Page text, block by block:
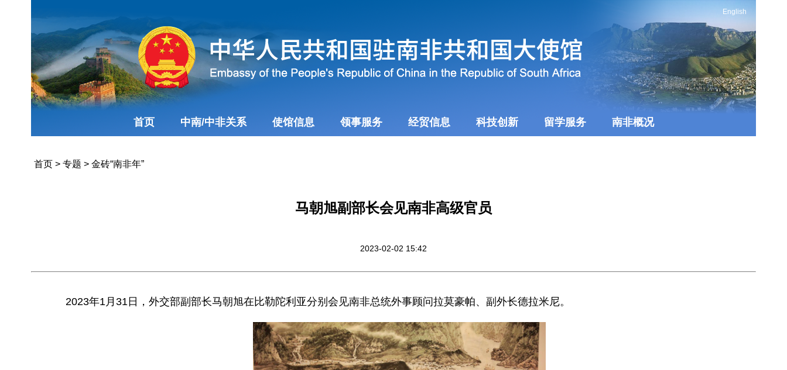
English
首页 中南/中非关系 使馆信息 领事服务 经贸信息 科技创新 留学服务 南非概况
首页 > 专题 > 金砖“南非年”
马朝旭副部长会见南非高级官员
2023-02-02 15:42
2023年1月31日，外交部副部长马朝旭在比勒陀利亚分别会见南非总统外事顾问拉莫豪帕、副外长德拉米尼。